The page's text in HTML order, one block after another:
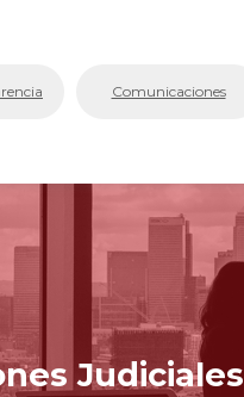
Judiciales
Comunicaciones